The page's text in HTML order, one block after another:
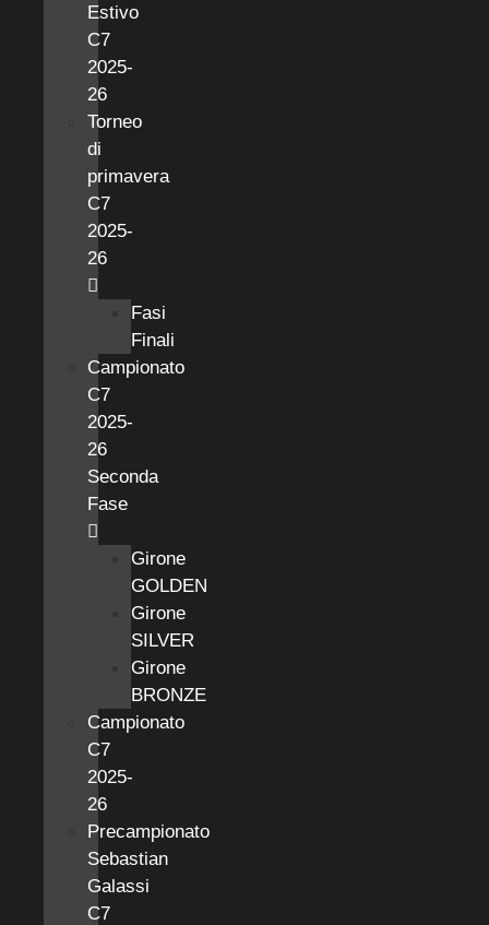
Estivo
C7
2025-
26
Torneo
di
primavera
C7
2025-
26
Fasi
Finali
Campionato
C7
2025-
26
Seconda
Fase
Girone
GOLDEN
Girone
SILVER
Girone
BRONZE
Campionato
C7
2025-
26
Precampionato
Sebastian
Galassi
C7